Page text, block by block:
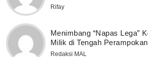
Rifay
Menimbang “Napas Lega”
Milik di Tengah
Redaksi MAL